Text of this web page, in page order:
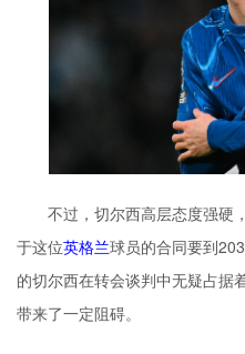
不过，切尔西高层态度强硬
于这位英格兰球员的合同要到
的切尔西在转会谈判中无疑占据
带来了一定阻碍。